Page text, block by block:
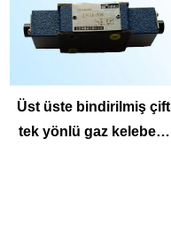
Üst üste bindirilmiş çift
tek yönlü gaz kelebeği